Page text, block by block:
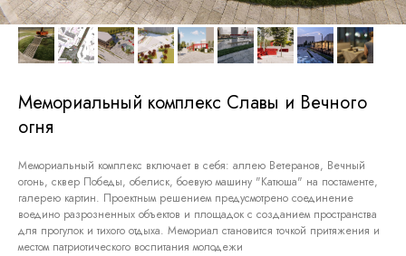
Мемориальный комплекс Славы и Вечного
огня
Мемориальный комплекс включает в себя: аллею Ветеранов, Вечный
огонь, сквер Победы, обелиск, боевую машину "Катюша" на постаменте,
галерею картин. Проектным решением предусмотрено соединение
воедино разрозненных объектов и площадок с созданием пространства
для прогулок и тихого отдыха. Мемориал становится точкой притяжения и
местом патриотического воспитания молодежи